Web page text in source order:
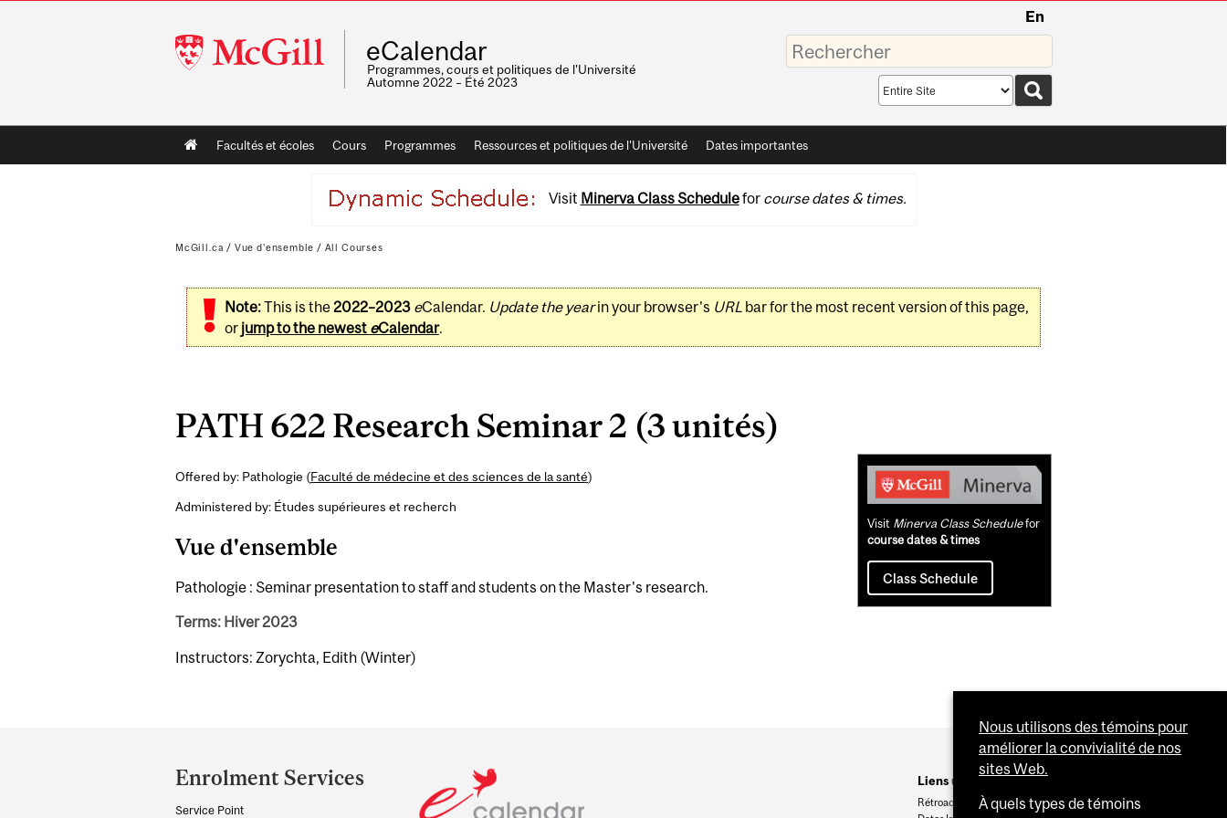
McGill
University
En
eCalendar
Programmes, cours et politiques de l'Université
Automne 2022 – Été 2023
Saisissez
vos
mots-
Search
scope
Main
navigation
Facultés et écoles Cours Programmes Ressources et politiques de l'Université Dates importantes
Visit Minerva Class Schedulefor course dates & times.
McGill.ca / Vue d'ensemble / All Courses
Note:This is the2022–2023 eCalendar. Update the yearin your browser's URLbar for the most recent version of this page,
or jump to the newest eCalendar.
PATH 622 Research Seminar 2 (3 unités)
Offered by: Pathologie (Faculté de médecine et des sciences de la santé)
Administered by: Études supérieures et recherch
Vue d'ensemble
Pathologie : Seminar presentation to staff and students on the Master's research.
Terms: Hiver 2023
Instructors: Zorychta, Edith (Winter)
Related
Content
Visit Minerva Class Schedulefor
course dates & times
Class Schedule
and
University
Enrolment Services
Service Point
Liens utiles
Rétroaction
Nous utilisons des témoins pour
améliorer la convivialité de nos
sites Web.
À quels types de témoins